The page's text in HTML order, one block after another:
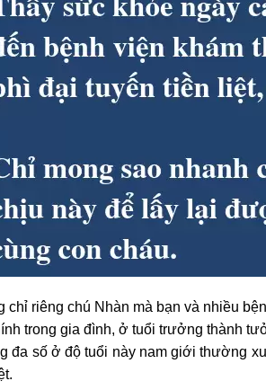
chỉ riêng chú Nhàn mà bạn và nhiều
trong gia đình, ở tuổi trưởng thành
đa số ở độ tuổi này nam giới thường